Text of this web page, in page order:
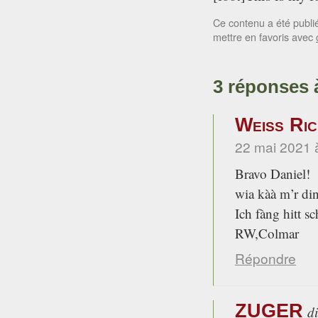
Ce contenu a été
mettre en favoris avec
3 réponses
Weiss
22 mai 2021
Bravo Daniel!
wia kàà m’r
Ich fàng hitt
RW,Colmar
Répondre
ZUGER